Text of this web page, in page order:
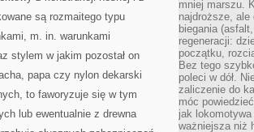
WIELOASPEKTOWY
KONSTRUKCJI
są rozmaitego typu
m. in. warunkami
stylem w jakim pozostał on
papa czy nylon dekarski
to faworyzuje się w tym
lub ewentualnie z drewna
mniej marszu.
najdroższe, ale
biegania
regeneracji:
początku,
Bez tego
poleci w dół.
zaliczenie do
móc
jak
ważniejsza niż